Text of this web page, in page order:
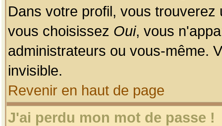
Dans votre profil, vous
vous choisissez Oui, vous
administrateurs ou vous-même.
invisible.
Revenir en haut de page
J'ai perdu mon mot de passe !